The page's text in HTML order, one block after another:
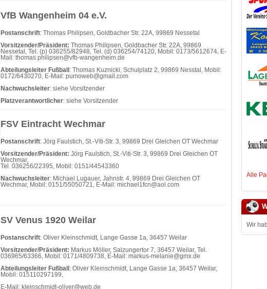
VfB Wangenheim 04 e.V.
Postanschrift: Thomas Philipsen, Goldbacher Str. 22A, 99869 Nessetal
Vorsitzender/Präsident: Thomas Philipsen, Goldbacher Str. 22A, 99869
Nessetal, Tel. (p) 036255/82948, Tel. (d) 036254/74120, Mobil: 0173/5612674, E-
Mail: thomas.philipsen@vfb-wangenheim.de
Abteilungsleiter Fußball : Thomas Kuznicki, Schulplatz 2, 99869 Nesstal, Mobil:
0172/6430270, E-Mail: pumoweb@gmail.com
Nachwuchsleiter: siehe Vorsitzender
Platzverantwortlicher: siehe Vorsitzender
FSV Eintracht Wechmar
Postanschrift: Jörg Faulstich, St.-Viti-Str. 3, 99869 Drei Gleichen OT Wechmar
Vorsitzender/Präsident: Jörg Faulstich, St.-Viti-Str. 3, 99869 Drei Gleichen OT
Wechmar,
Tel. 036256/22395, Mobil: 0151/44543360
Nachwuchsleiter: Michael Lugauer, Jahnstr. 4, 99869 Drei Gleichen OT
Wechmar, Mobil: 0151/55050721, E-Mail: michael1fcn@aol.com
SV Venus 1920 Weilar
Postanschrift: Oliver Kleinschmidt, Lange Gasse 1a, 36457 Weilar
Vorsitzender/Präsident: Markus Möller, Salzungertor 7, 36457 Weilar, Tel.
036965/63366, Mobil: 0171/4809738, E-Mail: markus-melanie@gmx.de
Abteilungsleiter Fußball : Oliver Kleinschmidt, Lange Gasse 1a, 36457 Weilar,
Mobil: 015110297199,
E-Mail: kleinschmidt-oliver@web.de
Alle
Wir